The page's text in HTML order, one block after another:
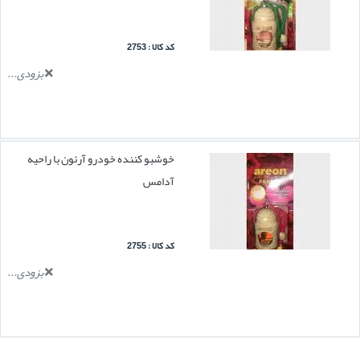
کد کالا : 2753
بزودی...
خوشبو کننده خودرو آرئون با راحیه
آدامس
کد کالا : 2755
بزودی...